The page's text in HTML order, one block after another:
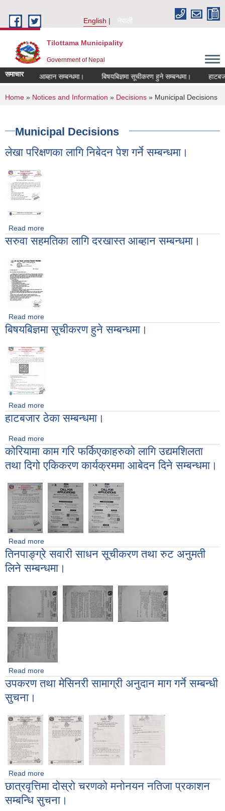
English
नेपाली
Tilottama Municipality
Government of Nepal
समाचारआब्हान सम्बन्धमा। बिषयबिज्ञमा सूचीकरण हुने सम्बन्धमा। हाटबजार ठेका
You are here
Home » Notices and Information » Decisions » Municipal Decisions
Municipal Decisions
लेखा परिक्षणका लागि निबेदन पेश गर्ने सम्बन्धमा।
Read more
सरुवा सहमतिका लागि दरखास्त आब्हान सम्बन्धमा।
Read more
बिषयबिज्ञमा सूचीकरण हुने सम्बन्धमा।
Read more
हाटबजार ठेका सम्बन्धमा।
Read more
कोरियामा काम गरि फर्किएकाहरुको लागि उद्यमशिलता
तथा दिगो एकिकरण कार्यक्रममा आबेदन दिने सम्बन्धमा।
Read more
एकिकरण कार्यक्रममा आबेदन दिने सम्बन्धमा।
तिनपाङ्ग्रे सवारी साधन सूचीकरण तथा रुट अनुमती
लिने सम्बन्धमा।
Read more
सम्बन्धमा।
उपकरण तथा मेसिनरी सामाग्री अनुदान माग गर्ने सम्बन्धी
सुचना।
Read more
छात्रवृत्तिमा दोस्रो चरणको मनोनयन नतिजा प्रकाशन
सम्बन्धि सुचना।